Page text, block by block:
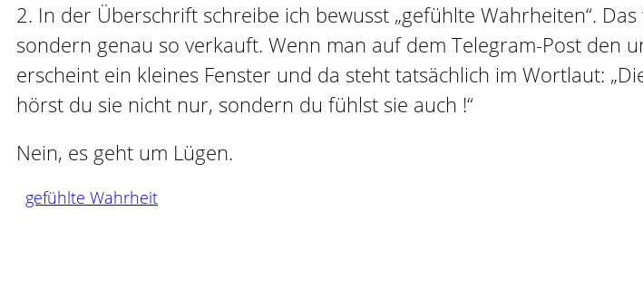
2. In der Überschrift schreibe ich bewusst „gefühlte Wahrheiten“.
sondern genau so verkauft. Wenn man auf dem Telegram-Post den
erscheint ein kleines Fenster und da steht tatsächlich im Wortlaut:
hörst du sie nicht nur, sondern du fühlst sie auch !“
Nein, es geht um Lügen.
gefühlte Wahrheit